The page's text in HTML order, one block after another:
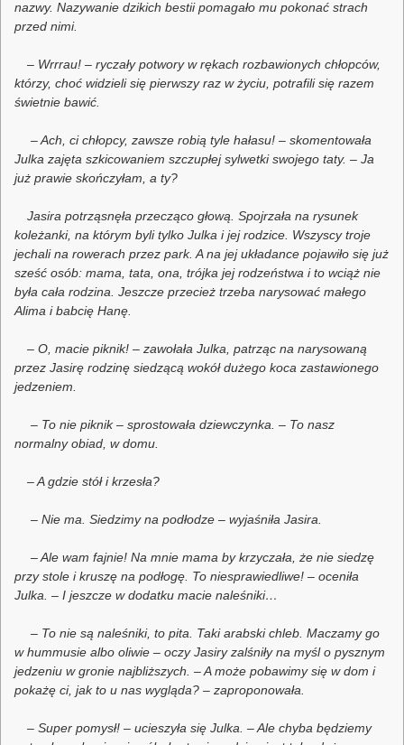
nazwy. Nazywanie dzikich bestii pomagało mu pokonać strach
przed nimi.
– Wrrrau! – ryczały potwory w rękach rozbawionych chłopców,
którzy, choć widzieli się pierwszy raz w życiu, potrafili się razem
świetnie bawić.
– Ach, ci chłopcy, zawsze robią tyle hałasu! – skomentowała
Julka zajęta szkicowaniem szczupłej sylwetki swojego taty. – Ja
już prawie skończyłam, a ty?
Jasira potrząsnęła przecząco głową. Spojrzała na rysunek
koleżanki, na którym byli tylko Julka i jej rodzice. Wszyscy troje
jechali na rowerach przez park. A na jej układance pojawiło się już
sześć osób: mama, tata, ona, trójka jej rodzeństwa i to wciąż nie
była cała rodzina. Jeszcze przecież trzeba narysować małego
Alima i babcię Hanę.
– O, macie piknik! – zawołała Julka, patrząc na narysowaną
przez Jasirę rodzinę siedzącą wokół dużego koca zastawionego
jedzeniem.
– To nie piknik – sprostowała dziewczynka. – To nasz
normalny obiad, w domu.
– A gdzie stół i krzesła?
– Nie ma. Siedzimy na podłodze – wyjaśniła Jasira.
– Ale wam fajnie! Na mnie mama by krzyczała, że nie siedzę
przy stole i kruszę na podłogę. To niesprawiedliwe! – oceniła
Julka. – I jeszcze w dodatku macie naleśniki…
– To nie są naleśniki, to pita. Taki arabski chleb. Maczamy go
w hummusie albo oliwie – oczy Jasiry zalśniły na myśl o pysznym
jedzeniu w gronie najbliższych. – A może pobawimy się w dom i
pokażę ci, jak to u nas wygląda? – zaproponowała.
– Super pomysł! – ucieszyła się Julka. – Ale chyba będziemy